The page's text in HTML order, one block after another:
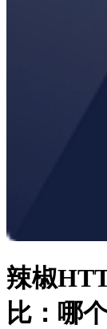
辣椒
比：哪